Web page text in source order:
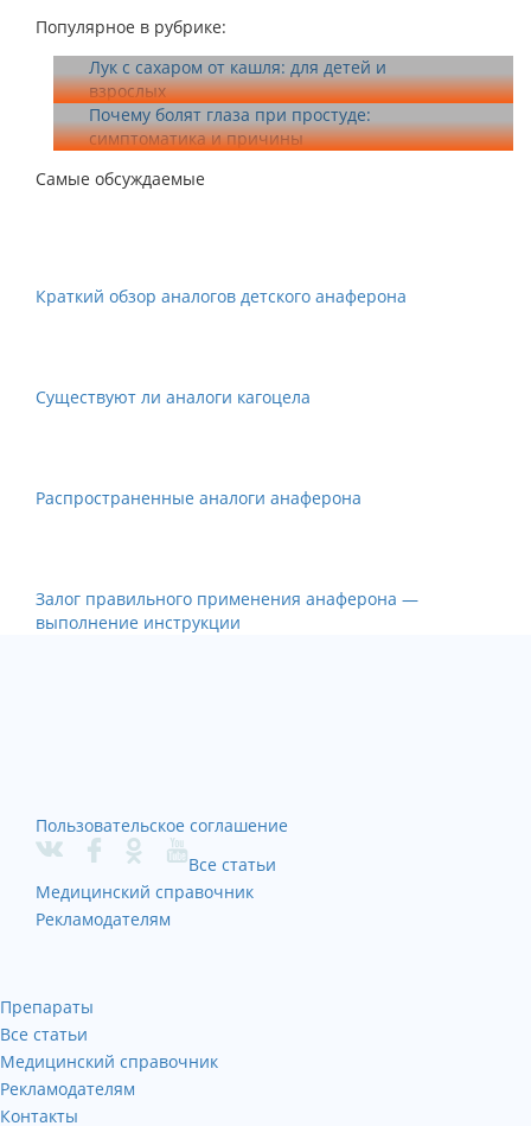
Популярное в рубрике:
Лук с сахаром от кашля: для детей и
взрослых
Почему болят глаза при простуде:
симптоматика и причины
Самые обсуждаемые
Краткий обзор аналогов детского анаферона
Существуют ли аналоги кагоцела
Распространенные аналоги анаферона
Залог правильного применения анаферона —
выполнение инструкции
Пользовательское соглашение
Все статьи
Медицинский справочник
Рекламодателям
Препараты
Все статьи
Медицинский справочник
Рекламодателям
Контакты